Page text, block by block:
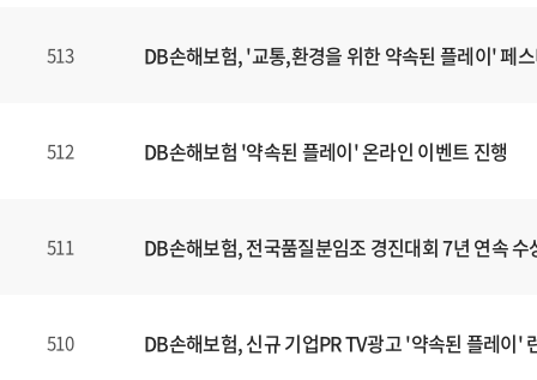
513 DB손해보험, '교통,환경을 위한 약속된 플레이' 페
512 DB손해보험 '약속된 플레이' 온라인 이벤트 진행
511 DB손해보험, 전국품질분임조 경진대회 7년 연속 수
510 DB손해보험, 신규 기업PR TV광고 '약속된 플레이'